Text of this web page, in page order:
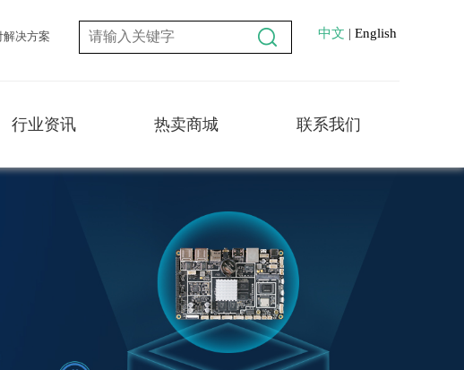
解决方案 中文 | English
行业资讯 热卖商城 联系我们